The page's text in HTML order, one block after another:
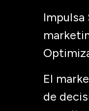
El
de